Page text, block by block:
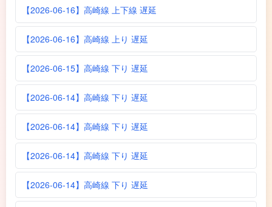
【2026-06-16】高崎線 上下線 遅延
【2026-06-16】高崎線 上り 遅延
【2026-06-15】高崎線 下り 遅延
【2026-06-14】高崎線 下り 遅延
【2026-06-14】高崎線 下り 遅延
【2026-06-14】高崎線 下り 遅延
【2026-06-14】高崎線 下り 遅延